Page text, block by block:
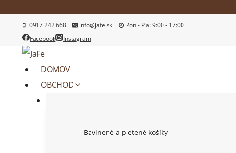
content
0917 242 668 info@jafe.sk
Pon - Pia: 9:00 - 17:00
Facebook
Instagram
DOMOV
OBCHOD
Bavlnené a pletené košíky